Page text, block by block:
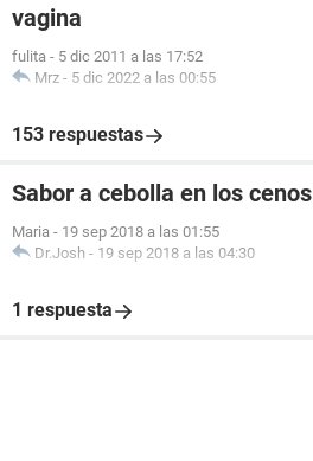
vagina
fulita - 5 dic 2011 a las 17:52
Mrz - 5 dic 2022 a las 00:55
153 respuestas
Sabor a cebolla en los cenos
Maria - 19 sep 2018 a las 01:55
Dr.Josh - 19 sep 2018 a las 04:30
1 respuesta